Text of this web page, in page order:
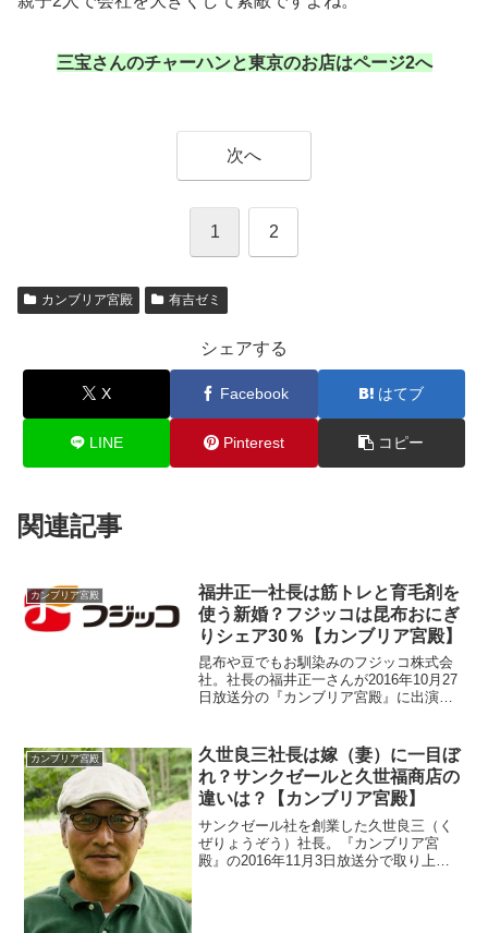
三宝さんのチャーハンと東京のお店はページ2へ
次へ
1 2
カンブリア宮殿 有吉ゼミ
シェアする
X Facebook はてブ
LINE Pinterest コピー
関連記事
カンブリア宮殿
福井正一社長は筋トレと育毛剤を
使う新婚？フジッコは昆布おにぎ
りシェア30％【カンブリア宮殿】
昆布や豆でもお馴染みのフジッコ株式会
社。社長の福井正一さんが2016年10月27
日放送分の『カンブリア宮殿』に出演し
していました。また、通販で買った育毛
剤が会社に届くそうですよ。
カンブリア宮殿
久世良三社長は嫁（妻）に一目ぼ
れ？サンクゼールと久世福商店の
違いは？【カンブリア宮殿】
サンクゼール社を創業した久世良三（く
ぜりょうぞう）社長。『カンブリア宮
殿』の2016年11月3日放送分で取り上げ